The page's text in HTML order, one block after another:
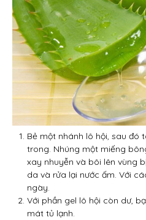
Bẻ một nhánh lô hội, sau đó
trong. Nhúng một miếng
xay nhuyễn và bôi lên vùng
da và rửa lại nước ấm. Với
ngày.
Với phần gel lô hội còn dư,
mát tủ lạnh.